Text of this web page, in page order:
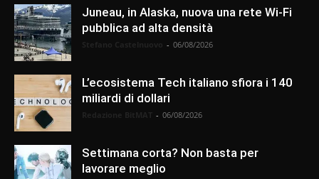
Juneau, in Alaska, nuova una rete Wi-Fi
pubblica ad alta densità
- 06/08/2026
L’ecosistema Tech italiano sfiora i 140
miliardi di dollari
- 06/08/2026
Settimana corta? Non basta per
lavorare meglio